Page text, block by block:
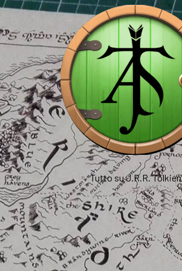
Tutto su J.R.R. Tolkien